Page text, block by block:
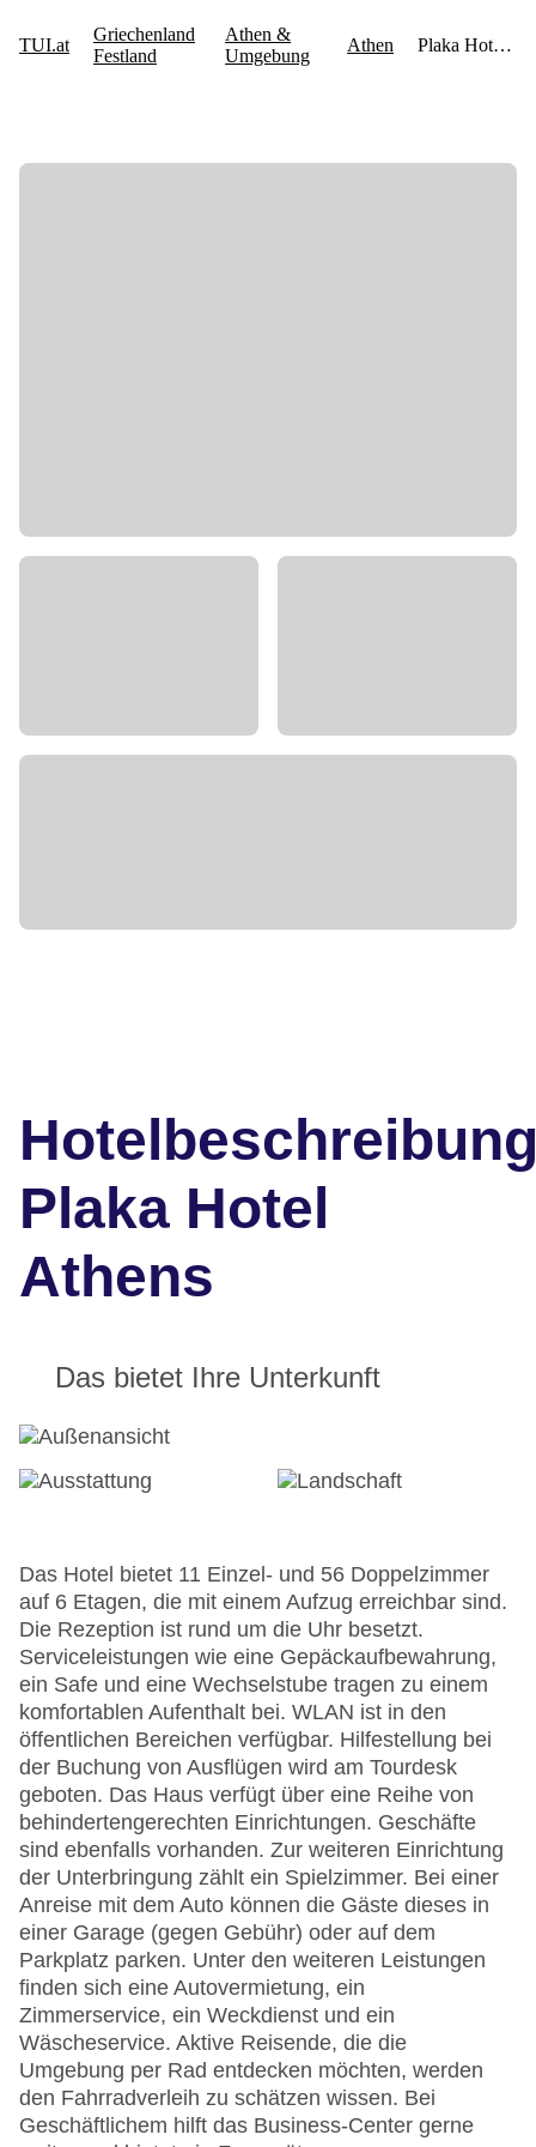
Plaka Hotel
Athens
Das bietet Ihre Unterkunft
Das Hotel bietet 11 Einzel- und 56 Doppelzimmer
auf 6 Etagen, die mit einem Aufzug erreichbar sind.
Die Rezeption ist rund um die Uhr besetzt.
Serviceleistungen wie eine Gepäckaufbewahrung,
ein Safe und eine Wechselstube tragen zu einem
komfortablen Aufenthalt bei. WLAN ist in den
öffentlichen Bereichen verfügbar. Hilfestellung bei
der Buchung von Ausflügen wird am Tourdesk
geboten. Das Haus verfügt über eine Reihe von
behindertengerechten Einrichtungen. Geschäfte
sind ebenfalls vorhanden. Zur weiteren Einrichtung
der Unterbringung zählt ein Spielzimmer. Bei einer
Anreise mit dem Auto können die Gäste dieses in
einer Garage (gegen Gebühr) oder auf dem
Parkplatz parken. Unter den weiteren Leistungen
finden sich eine Autovermietung, ein
Zimmerservice, ein Weckdienst und ein
Wäscheservice. Aktive Reisende, die die
Umgebung per Rad entdecken möchten, werden
den Fahrradverleih zu schätzen wissen. Bei
Geschäftlichem hilft das Business-Center gerne